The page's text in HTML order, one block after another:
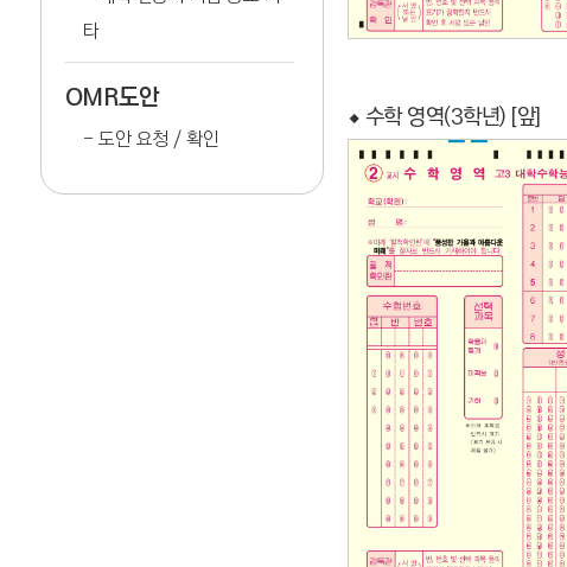
타
OMR도안
도안 요청 / 확인
⬥ 수학 영역(3학년) [앞]